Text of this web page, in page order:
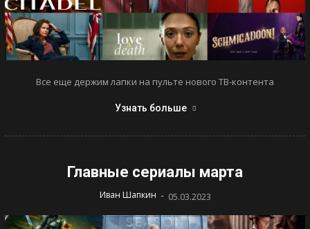
Все еще держим лапки на пульте нового ТВ-контента
Узнать больше
Главные сериалы марта
Иван Шапкин - 05.03.2023